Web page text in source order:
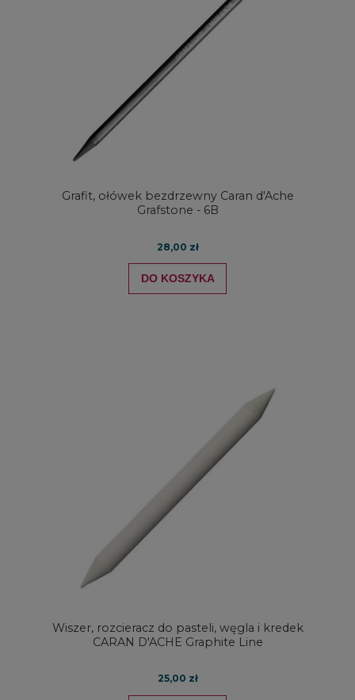
Grafit, ołówek bezdrzewny Caran d'Ache
Grafstone - 6B
28,00 zł
DO KOSZYKA
Wiszer, rozcieracz do pasteli, węgla i kredek
CARAN D'ACHE Graphite Line
25,00 zł